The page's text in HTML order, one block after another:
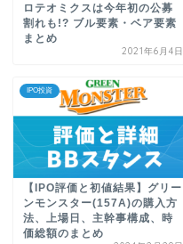
ロテオミクスは今年初の公募
割れも!? ブル要素・ベア要素
まとめ
2021年6月4日
IPO投資
【IPO評価と初値結果】グリー
ンモンスター(157A)の購入方
法、上場日、主幹事構成、時
価総額のまとめ